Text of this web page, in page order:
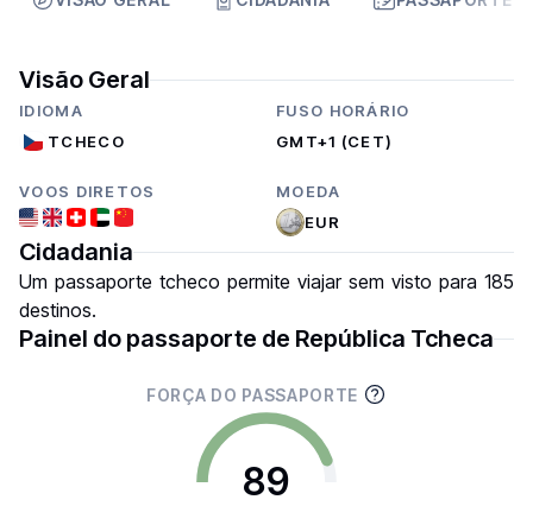
Visão Geral
IDIOMA
TCHECO
FUSO HORÁRIO
GMT+1 (CET)
VOOS DIRETOS
MOEDA
EUR
Cidadania
Um passaporte tcheco permite viajar sem visto para 185
destinos.
Painel do passaporte de República Tcheca
FORÇA DO PASSAPORTE
89